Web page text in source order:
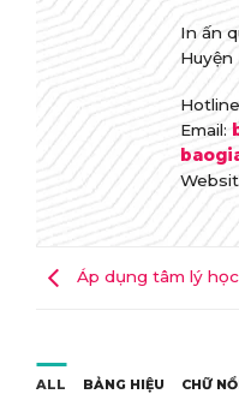
In ấn
Huyện
Email:
Áp dụng tâm lý
ALL BẢNG HIỆU CHỮ